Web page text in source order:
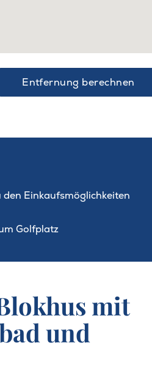
Entfernung berechnen
den Einkaufsmöglichkeiten
Golfplatz
mit
und